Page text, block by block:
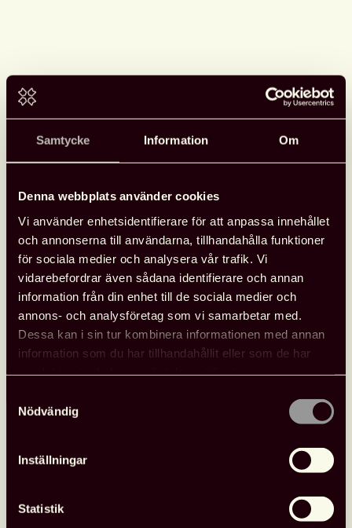
Samtycke Information Om
Denna webbplats använder cookies
Vi använder enhetsidentifierare för att anpassa innehållet
och annonserna till användarna, tillhandahålla funktioner
för sociala medier och analysera vår trafik. Vi
vidarebefordrar även sådana identifierare och annan
information från din enhet till de sociala medier och
annons- och analysföretag som vi samarbetar med.
Dessa kan i sin tur kombinera informationen med annan
information som du har tillhandahållit eller som de har
Nödvändig
Inställningar
Statistik
Se Svensk biblioteksförenings
programpunkter i Almedalen
Svensk biblioteksförening anordnade tre programpunkter
under Almedalen med fokus på biblioteksfrågor, bildning och
kultur. Samtalen spelades in och finns tillgängliga att se.
Svensk